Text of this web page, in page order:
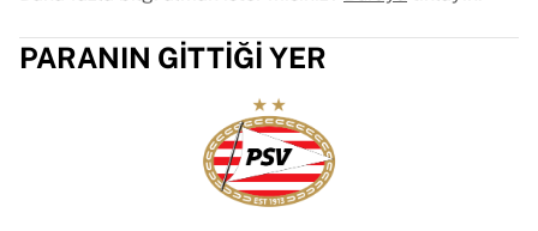
PARANIN GITTIĞI YER